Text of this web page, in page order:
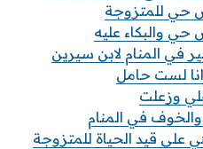
للمتزوجة
والبكاء عليه
في المنام لابن سيرين
لست حامل
وزعلت
في المنام
على قيد الحياة للمتزوجة